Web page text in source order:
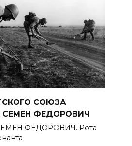
СОЮЗА
ФЕДОРОВИЧ
ФЕДОРОВИЧ. Рота